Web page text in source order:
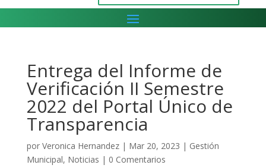
Entrega del Informe de
Verificación II Semestre
2022 del Portal Único de
Transparencia
por Veronica Hernandez| Mar 20, 2023 | Gestión
Municipal, Noticias | 0 Comentarios